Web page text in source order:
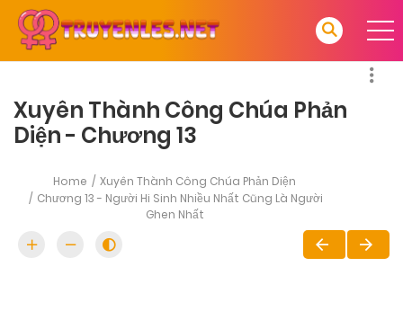
Xuyên Thành Công Chúa Phản
Diện - Chương 13
Home
Xuyên Thành Công Chúa Phản Diện
Chương 13 - Người Hi Sinh Nhiều Nhất Cũng Là Người
Ghen Nhất